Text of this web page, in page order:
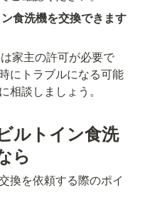
食洗機を交換できます
家主の許可が必要で
にトラブルになる可能
相談しましょう。
ルトイン食洗
ら
換を依頼する際のポイ